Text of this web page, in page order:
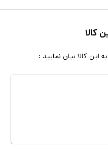
کالا
این کالا بیان نمایید :